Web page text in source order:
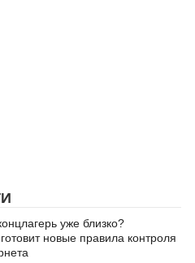
уже близко?
новые правила контроля